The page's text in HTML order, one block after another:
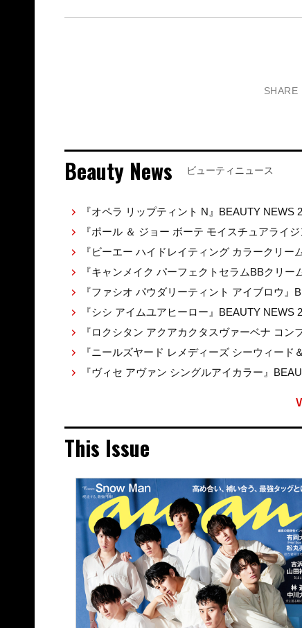
SHARE
Beauty News ビューティニュース
『オペラ リップティント N』BEAUTY NEWS
『ポール ＆ ジョー ボーテ モイスチュアライ
『ビーエー ハイドレイティング カラークリー
『キャンメイク パーフェクトセラムBBクリー
『ファシオ パウダリーティント アイブロウ』
『シシ アイムユアヒーロー』BEAUTY NEWS
『ロクシタン アクアカクタスヴァーベナ コ
『ニールズヤード レメディーズ シーウィー
『ヴィセ アヴァン シングルアイカラー』
This Issue